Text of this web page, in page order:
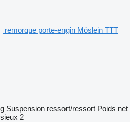
remorque porte-engin Möslein TTT
Suspension ressort/ressort Poids net
2